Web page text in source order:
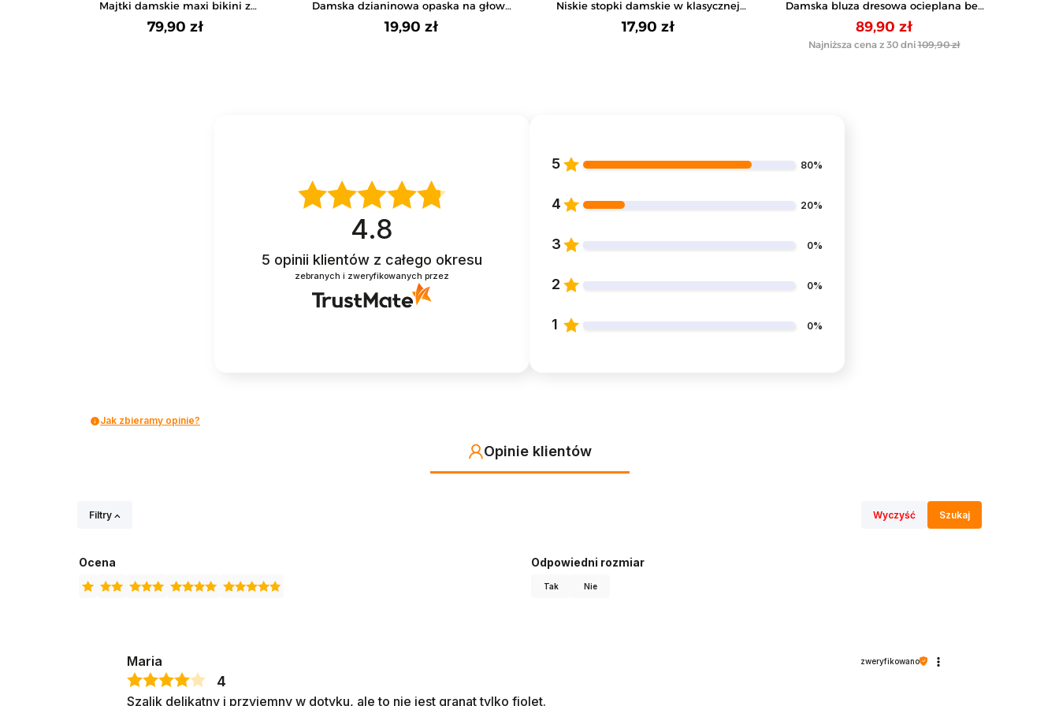
Majtki damskie maxi bikini z
koronkowym przodem 6-pak
79,90 zł
Damska dzianinowa opaska na głowe
z kokardą
19,90 zł
Niskie stopki damskie w klasycznej
kolorystyce 3-pak
17,90 zł
Damska bluza dresowa ocieplana bez
kaptura
89,90 zł
Najniższa cena z 30 dni 109,90 zł
4.8
5 opinii klientów z całego okresu
zebranych i zweryfikowanych przez
5 80%
4 20%
3 0%
2 0%
1 0%
Jak zbieramy opinie?
Opinie klientów
Filtry Wyczyść Szukaj
Ocena Odpowiedni rozmiar
Tak Nie
Maria zweryfikowano
4
Szalik delikatny i przyjemny w dotyku, ale to nie jest granat tylko fiolet.